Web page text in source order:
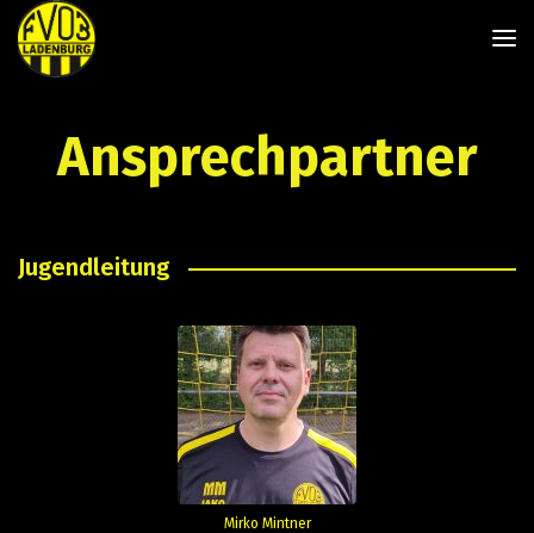
Ansprechpartner
Jugendleitung
Mirko Mintner